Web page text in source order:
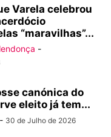
Varela celebrou
“maravilhas”...
-
canónica do
eleito já tem...
- 30 de Julho de 2026